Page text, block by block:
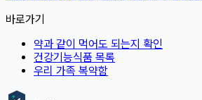
바로가기
약과 같이 먹어도 되는지 확인
건강기능식품 목록
우리 가족 복약함